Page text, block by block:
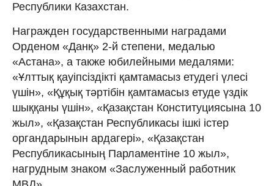
Республики Казахстан.
Награжден государственными наградами
Орденом «Данқ» 2-й степени, медалью
«Астана», а также юбилейными медалями:
«Ұлттық қауіпсіздікті қамтамасыз етудегі үлесі
үшін», «Құқық тәртібін қамтамасыз етуде үздік
шыққаны үшін», «Қазақстан Конституциясына 10
жыл», «Қазақстан Республикасы ішкі істер
органдарынын ардагері», «Қазақстан
Республикасының Парламентіне 10 жыл»,
нагрудным знаком «Заслуженный работник